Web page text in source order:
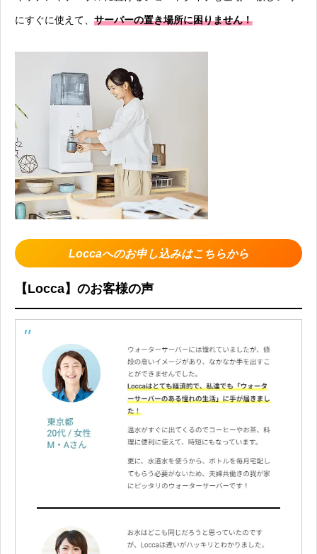
にすぐに使えて、 サーバーの置き場所に困りません！
Loccaへのお申し込みはこちらから
【Locca】のお客様の声